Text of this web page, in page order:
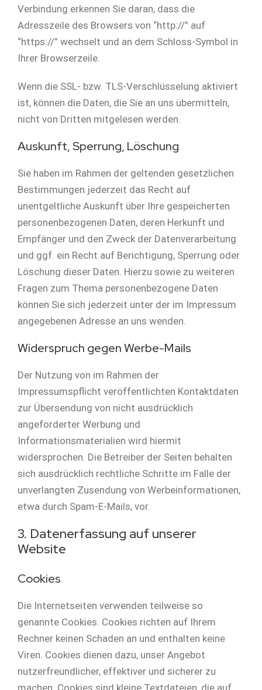
Verbindung erkennen Sie daran, dass die
Adresszeile des Browsers von “http://” auf
“https://” wechselt und an dem Schloss-Symbol in
Ihrer Browserzeile.
Wenn die SSL- bzw. TLS-Verschlüsselung aktiviert
ist, können die Daten, die Sie an uns übermitteln,
nicht von Dritten mitgelesen werden.
Auskunft, Sperrung, Löschung
Sie haben im Rahmen der geltenden gesetzlichen
Bestimmungen jederzeit das Recht auf
unentgeltliche Auskunft über Ihre gespeicherten
personenbezogenen Daten, deren Herkunft und
Empfänger und den Zweck der Datenverarbeitung
und ggf. ein Recht auf Berichtigung, Sperrung oder
Löschung dieser Daten. Hierzu sowie zu weiteren
Fragen zum Thema personenbezogene Daten
können Sie sich jederzeit unter der im Impressum
angegebenen Adresse an uns wenden.
Widerspruch gegen Werbe-Mails
Der Nutzung von im Rahmen der
Impressumspflicht veröffentlichten Kontaktdaten
zur Übersendung von nicht ausdrücklich
angeforderter Werbung und
Informationsmaterialien wird hiermit
widersprochen. Die Betreiber der Seiten behalten
sich ausdrücklich rechtliche Schritte im Falle der
unverlangten Zusendung von Werbeinformationen,
etwa durch Spam-E-Mails, vor.
3. Datenerfassung auf unserer
Website
Cookies
Die Internetseiten verwenden teilweise so
genannte Cookies. Cookies richten auf Ihrem
Rechner keinen Schaden an und enthalten keine
Viren. Cookies dienen dazu, unser Angebot
nutzerfreundlicher, effektiver und sicherer zu
machen. Cookies sind kleine Textdateien, die auf